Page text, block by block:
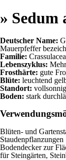
» Sedum
Deutscher Name:
Mauerpfeffer
Familie:
Lebenszyklus:
Frosthärte: gute
Blüte: leuchtend
Standort:
Boden: stark
Blüten- und
Staudenpflanzungen
Bodendecker zur
für Steingärten,